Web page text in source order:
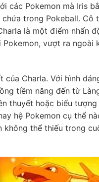
các Pokemon mà Iris
trong Pokeball. Cô
là một điểm nhấn
vượt ra ngoài
Charla. Với hình
tiềm năng đến từ
thuyết hoặc biểu tượng
hệ Pokemon cụ thể
thể thiếu trong